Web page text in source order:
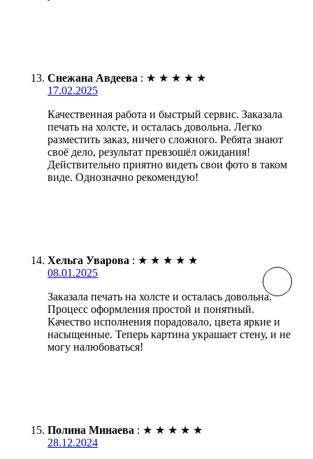
Снежана Авдеева : ★ ★ ★ ★ ★
17.02.2025
Качественная работа и быстрый сервис. Заказала
печать на холсте, и осталась довольна. Легко
разместить заказ, ничего сложного. Ребята знают
своё дело, результат превзошёл ожидания!
Действительно приятно видеть свои фото в таком
виде. Однозначно рекомендую!
Хельга Уварова : ★ ★ ★ ★ ★
08.01.2025
Заказала печать на холсте и осталась довольна.
Процесс оформления простой и понятный.
Качество исполнения порадовало, цвета яркие и
насыщенные. Теперь картина украшает стену, и не
могу налюбоваться!
Полина Минаева : ★ ★ ★ ★ ★
28.12.2024